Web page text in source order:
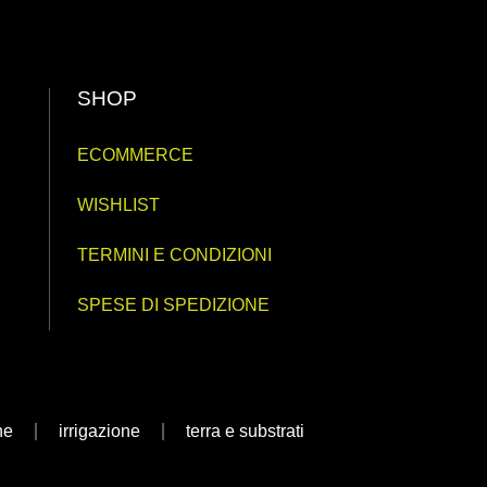
SHOP
ECOMMERCE
WISHLIST
TERMINI E CONDIZIONI
SPESE DI SPEDIZIONE
irrigazione terra e substrati